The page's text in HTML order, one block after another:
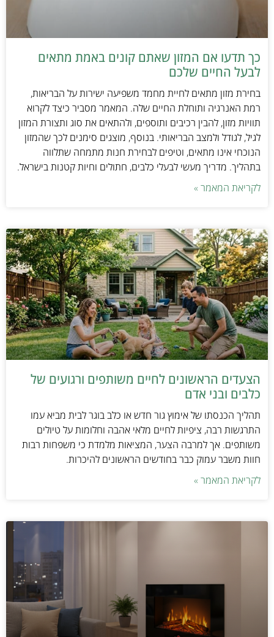
כך תדעו אם המזון שאתם קונים באמת מתאים
לבעל החיים שלכם
בחירת מזון מתאים לחיית מחמד משפיעה ישירות על הבריאות,
רמת האנרגיה ותוחלת החיים שלה. המאמר מסביר כיצד לקרוא
תוויות מזון, להבין רכיבים ותוספים, ולהתאים את סוג ותצורת המזון
לגיל, לגודל ולמצב הבריאותי. בנוסף, מוצגים סימנים לכך שהמזון
הנוכחי אינו מתאים, וטיפים לבחירת חנות מתמחה שתלווה
בתהליך. מדריך מעשי לבעלי כלבים, חתולים וחיות קטנות בישראל.
לקריאת המאמר »
הצעדים הראשונים לחיים משותפים ורגועים של
כלבים ובני אדם
תהליך הכנסתו של אימוץ גור חדש או כלב בוגר לבית מביא עמו
התרגשות רבה, ציפיות לחיים מלאי אהבה וחלומות על טיולים
משותפים. אך למרבה הצער, המציאות מלמדת כי משפחות רבות
חוות משבר עמוק כבר בחודשים הראשונים להיכרות.
לקריאת המאמר »